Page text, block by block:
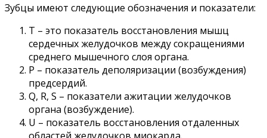
Зубцы имеют следующие обозначения и показатели:
Т – это показатель восстановления мышц
сердечных желудочков между сокращениями
среднего мышечного слоя органа.
Р – показатель деполяризации (возбуждения)
предсердий.
Q, R, S – показатели ажитации желудочков
органа (возбуждение).
U – показатель восстановления отдаленных